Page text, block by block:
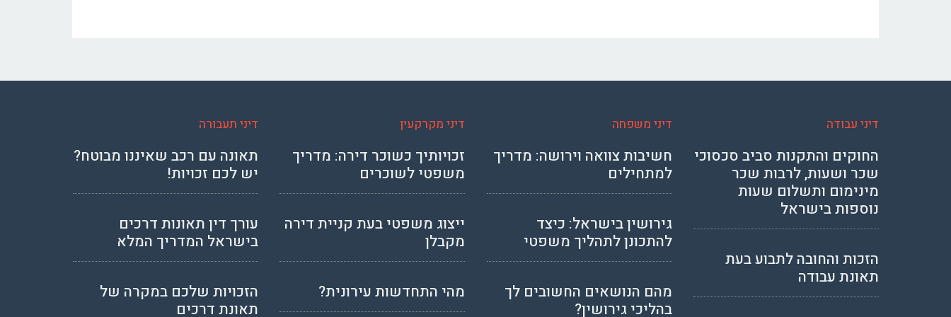
דיני עבודה
החוקים והתקנות סביב סכסוכי
שכר ושעות, לרבות שכר
מינימום ותשלום שעות
נוספות בישראל
הזכות והחובה לתבוע בעת
תאונת עבודה
דיני משפחה
חשיבות צוואה וירושה: מדריך
למתחילים
גירושין בישראל: כיצד
להתכונן לתהליך משפטי
מהם הנושאים החשובים לך
בהליכי גירושין?
דיני מקרקעין
זכויותיך כשוכר דירה: מדריך
משפטי לשוכרים
ייצוג משפטי בעת קניית דירה
מקבלן
מהי התחדשות עירונית?
דיני תעבורה
תאונה עם רכב שאיננו מבוטח?
יש לכם זכויות!
עורך דין תאונות דרכים
בישראל המדריך המלא
הזכויות שלכם במקרה של
תאונת דרכים